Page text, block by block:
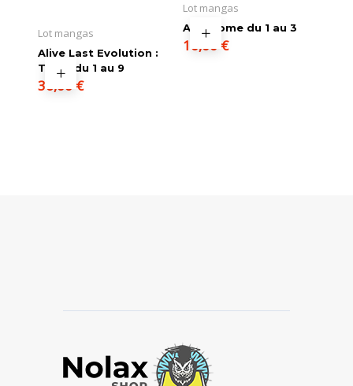
Lot mangas
Alive Last Evolution :
Tome du 1 au 9
36,00 €
Lot mangas
AJIN Tome du 1 au 3
10,00 €